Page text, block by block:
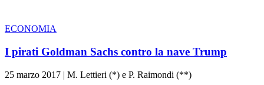
ECONOMIA
I pirati Goldman Sachs contro la nave Trump
25 marzo 2017 | M. Lettieri (*) e P. Raimondi (**)